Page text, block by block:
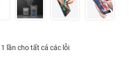
lần cho tất cả các lỗi